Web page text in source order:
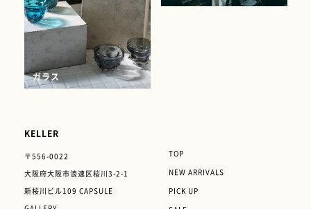
ガラス
KELLER
〒556-0022
大阪府大阪市浪速区桜川3-2-1
新桜川ビル109 CAPSULE
TOP
NEW ARRIVALS
PICK UP